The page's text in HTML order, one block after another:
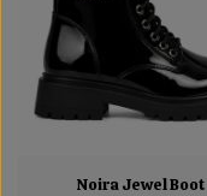
Noira Jewel Boot